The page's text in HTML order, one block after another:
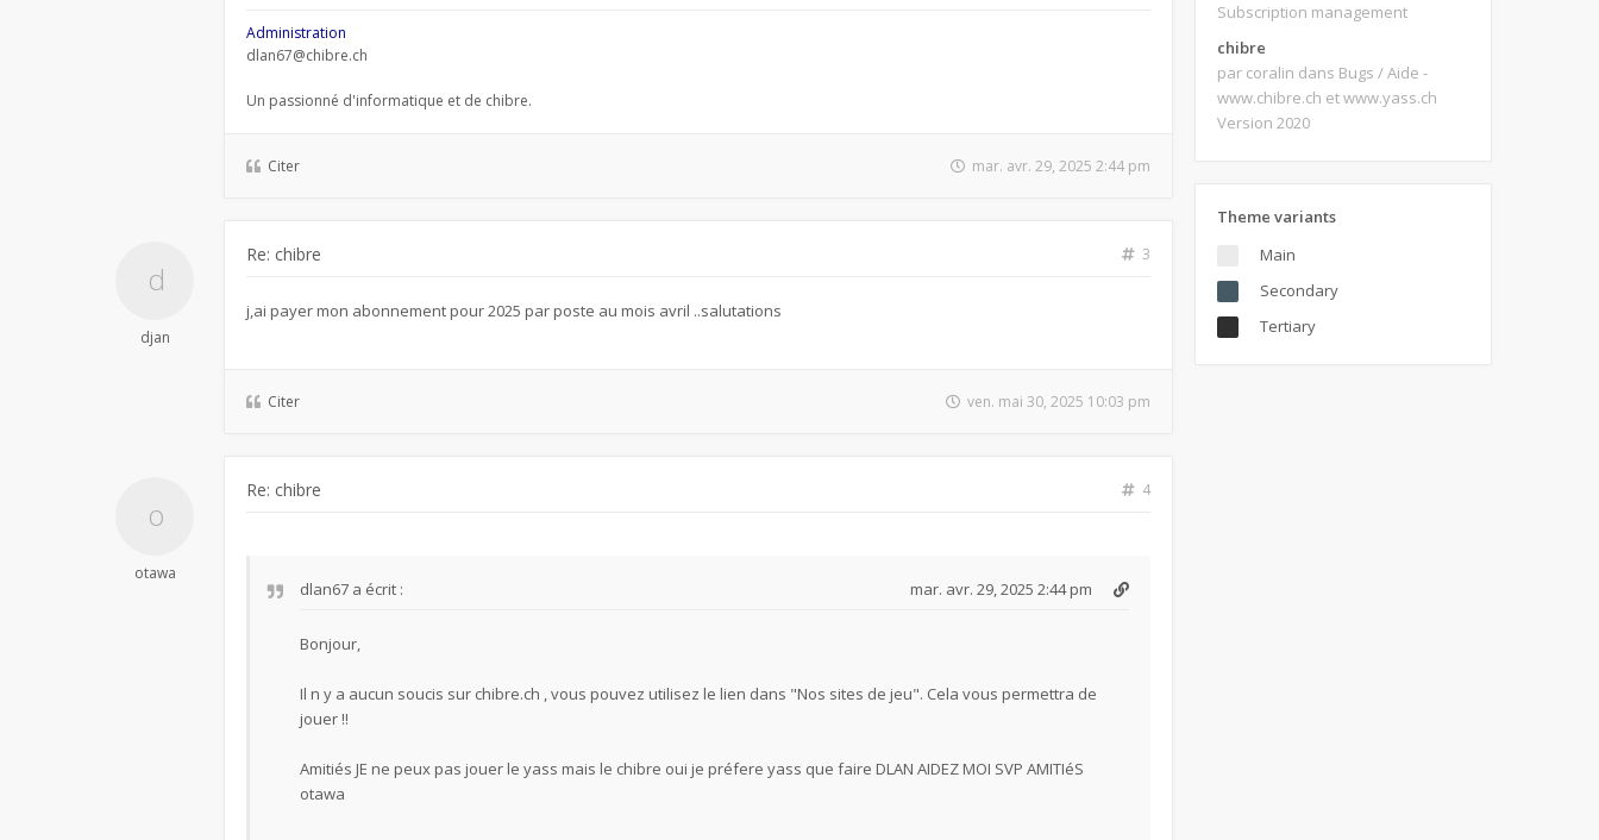
Administration
dlan67@chibre.ch
Un passionné d'informatique et de chibre.
Citer mar. avr. 29, 2025 2:44 pm
djan
Re: chibre 3
j,ai payer mon abonnement pour 2025 par poste au mois avril ..salutations
Citer ven. mai 30, 2025 10:03 pm
otawa
Re: chibre 4
dlan67 a écrit : mar. avr. 29, 2025 2:44 pm
Bonjour,
Il n y a aucun soucis sur chibre.ch , vous pouvez utilisez le lien dans "Nos sites de jeu". Cela vous permettra de
jouer !!
Amitiés JE ne peux pas jouer le yass mais le chibre oui je préfere yass que faire DLAN AIDEZ MOI SVP AMITIéS
otawa
Subscription management
chibre
par coralin dans Bugs / Aide -
www.chibre.ch et www.yass.ch
Version 2020
Theme variants
Main
Secondary
Tertiary